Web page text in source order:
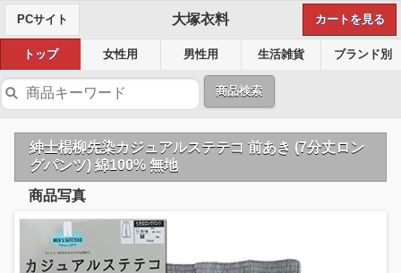
PCサイト 大塚衣料 カートを見る
トップ 女性用 男性用 生活雑貨 ブランド別
商品検索
紳士楊柳先染カジュアルステテコ 前あき (7分丈ロン
グパンツ) 綿100% 無地
商品写真